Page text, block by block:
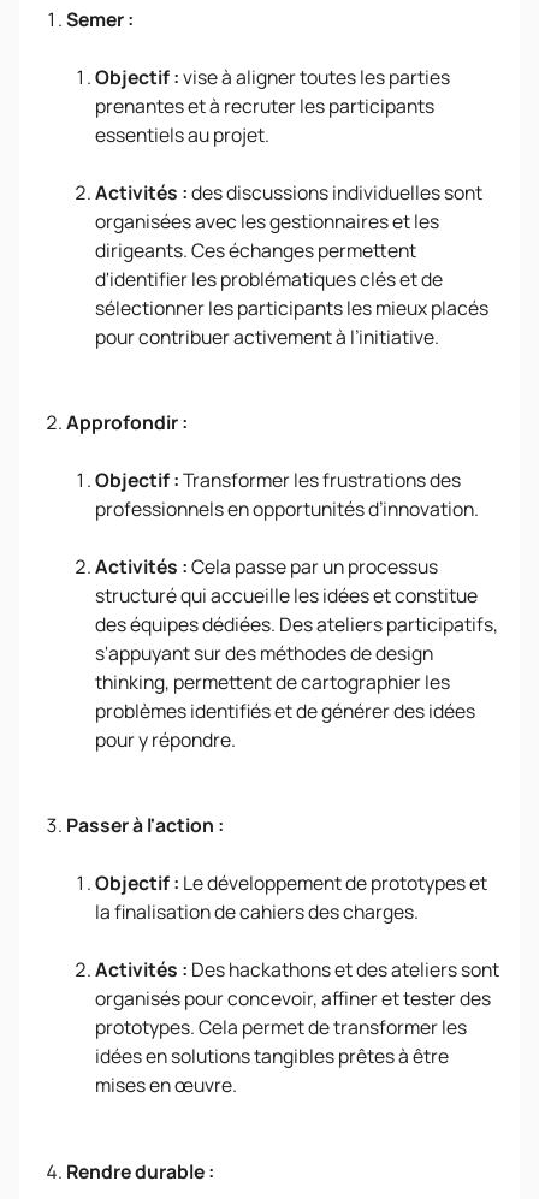
Semer :
Objectif :vise à aligner toutes les parties
prenantes et à recruter les participants
essentiels au projet.
Activités :des discussions individuelles sont
organisées avec les gestionnaires et les
dirigeants. Ces échanges permettent
d'identifier les problématiques clés et de
sélectionner les participants les mieux placés
pour contribuer activement à l’initiative.
Approfondir :
Objectif :Transformer les frustrations des
professionnels en opportunités d’innovation.
Activités :Cela passe par un processus
structuré qui accueille les idées et constitue
des équipes dédiées. Des ateliers participatifs,
s'appuyant sur des méthodes de design
thinking, permettent de cartographier les
problèmes identifiés et de générer des idées
pour y répondre.
Passer à l'action :
Objectif : Le développement de prototypes et
la finalisation de cahiers des charges.
Activités : Des hackathons et des ateliers sont
organisés pour concevoir, affiner et tester des
prototypes. Cela permet de transformer les
idées en solutions tangibles prêtes à être
mises en œuvre.
Rendre durable :